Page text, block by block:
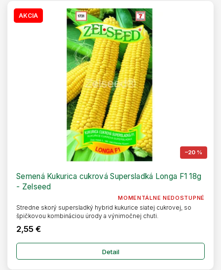
AKCIA
–20 %
Semená Kukurica cukrová Supersladká Longa F1 18g
- Zelseed
MOMENTÁLNE NEDOSTUPNÉ
2,55 €
Detail
Stredne skorý supersladký hybrid kukurice siatej cukrovej, so
špičkovou kombináciou úrody a výnimočnej chuti.